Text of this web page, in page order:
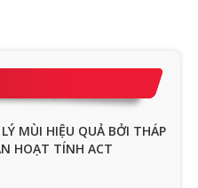
MÙI HIỆU QUẢ BỞI THÁP
HOẠT TÍNH ACT